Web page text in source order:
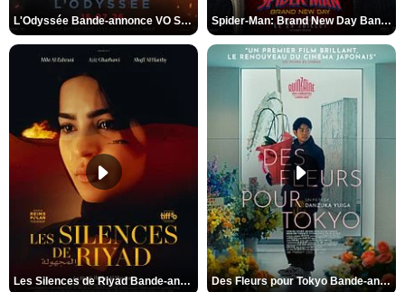
L'Odyssée Bande-annonce VO STFR Spider-Man: Brand New Day Bande-annonce VO STFR
Les Silences de Riyad Bande-annonce VO STFR Des Fleurs pour Tokyo Bande-annonce VO STFR